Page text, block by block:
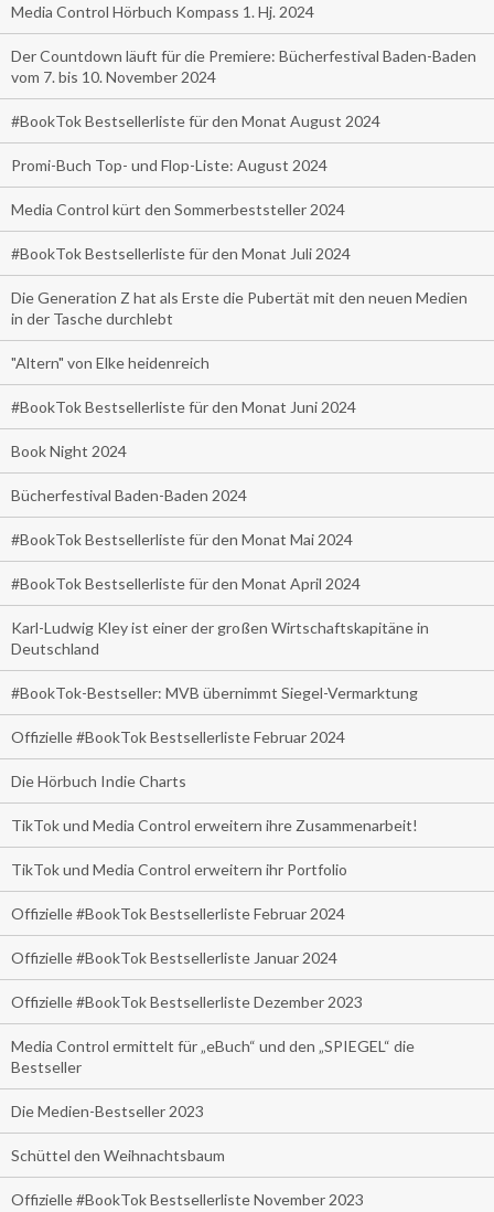
Media Control Hörbuch Kompass 1. Hj. 2024
Der Countdown läuft für die Premiere: Bücherfestival Baden-Baden
vom 7. bis 10. November 2024
#BookTok Bestsellerliste für den Monat August 2024
Promi-Buch Top- und Flop-Liste: August 2024
Media Control kürt den Sommerbeststeller 2024
#BookTok Bestsellerliste für den Monat Juli 2024
Die Generation Z hat als Erste die Pubertät mit den neuen Medien
in der Tasche durchlebt
"Altern" von Elke heidenreich
#BookTok Bestsellerliste für den Monat Juni 2024
Book Night 2024
Bücherfestival Baden-Baden 2024
#BookTok Bestsellerliste für den Monat Mai 2024
#BookTok Bestsellerliste für den Monat April 2024
Karl-Ludwig Kley ist einer der großen Wirtschaftskapitäne in
Deutschland
#BookTok-Bestseller: MVB übernimmt Siegel-Vermarktung
Offizielle #BookTok Bestsellerliste Februar 2024
Die Hörbuch Indie Charts
TikTok und Media Control erweitern ihre Zusammenarbeit!
TikTok und Media Control erweitern ihr Portfolio
Offizielle #BookTok Bestsellerliste Februar 2024
Offizielle #BookTok Bestsellerliste Januar 2024
Offizielle #BookTok Bestsellerliste Dezember 2023
Media Control ermittelt für „eBuch“ und den „SPIEGEL“ die
Bestseller
Die Medien-Bestseller 2023
Schüttel den Weihnachtsbaum
Offizielle #BookTok Bestsellerliste November 2023